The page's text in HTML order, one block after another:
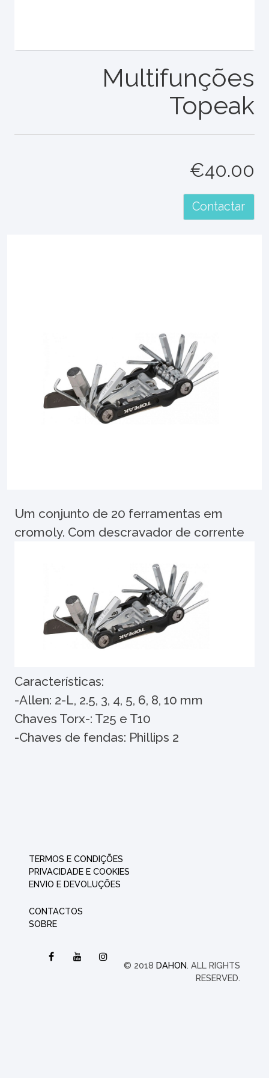
Multifunções
Topeak
€40.00
Contactar
Um conjunto de 20 ferramentas em
cromoly. Com descravador de corrente
Características:
-Allen: 2-L, 2.5, 3, 4, 5, 6, 8, 10 mm
Chaves Torx-: T25 e T10
-Chaves de fendas: Phillips 2
TERMOS E CONDIÇÕES
PRIVACIDADE E COOKIES
ENVIO E DEVOLUÇÕES
CONTACTOS
SOBRE
© 2018 DAHON. ALL RIGHTS
RESERVED.